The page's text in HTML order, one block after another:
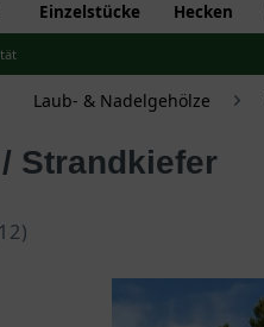
Einzelstücke Hecken
Laub- & Nadelgehölze
/ Strandkiefer
12)